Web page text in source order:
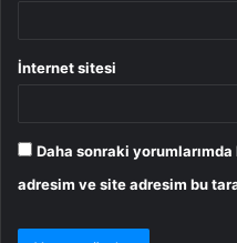
İnternet sitesi
Daha sonraki
adresim ve site adresim bu